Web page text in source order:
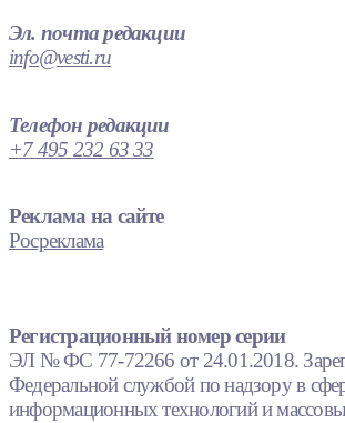
Эл. почта редакции
info@vesti.ru
Телефон редакции
+7 495 232 63 33
Реклама на сайте
Росреклама
Регистрационный номер серии
ЭЛ № ФС 77-72266 от 24.01.2018.
Федеральной службой по надзору в
информационных технологий и